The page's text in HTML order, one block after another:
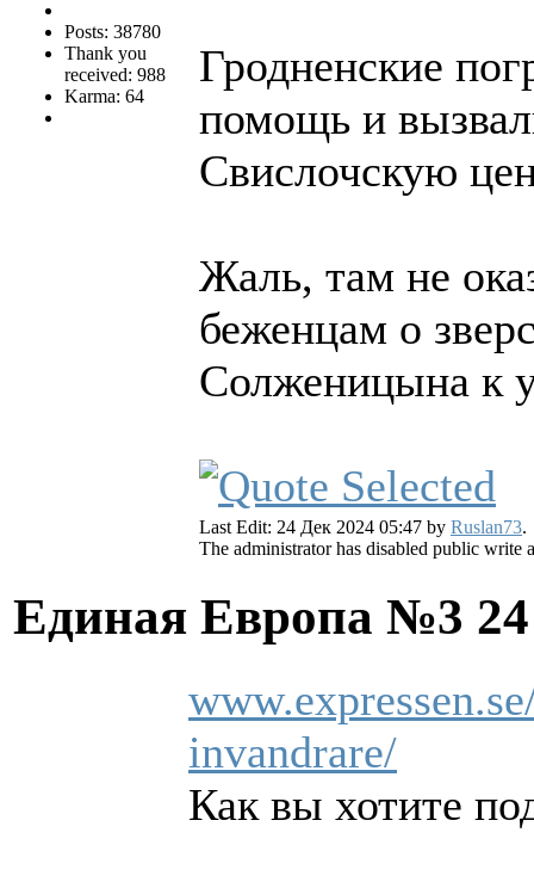
Posts: 38780
Thank you
received: 988
Karma: 64
Гродненские
помощь и
Свислочскую
Жаль, там не
беженцам о
Солженицына к
Last Edit: 24 Дек 2024 05:47 by Ruslan73.
The administrator has disabled public write
Единая Европа №3
invandrare/
Как вы хотите